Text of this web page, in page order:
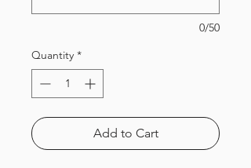
0/50
Quantity *
Add to Cart